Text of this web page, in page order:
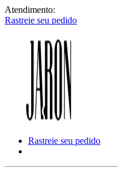
Atendimento:
Rastreie seu pedido
Rastreie seu pedido